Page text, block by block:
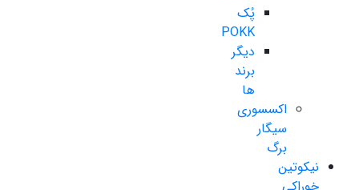
پُک
POKK
دیگر
برند
ها
اکسسوری
سیگار
برگ
نیکوتین